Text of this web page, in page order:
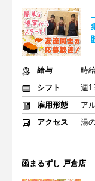
給与
時
シフト
雇用形態
ア
アクセス
湯
函まるずし 戸倉店